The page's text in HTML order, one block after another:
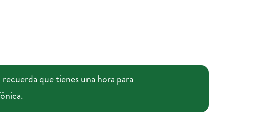
que tienes una hora para